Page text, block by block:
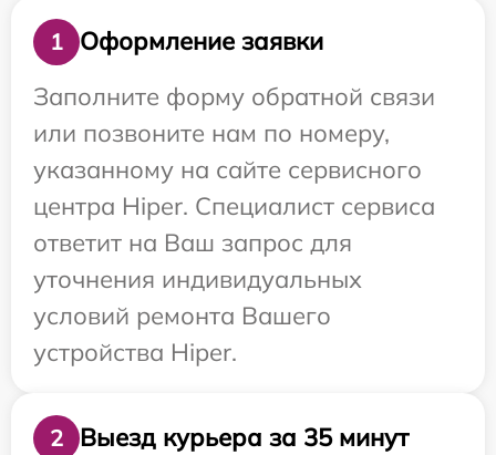
1
Оформление заявки
Заполните форму обратной связи
или позвоните нам по номеру,
указанному на сайте сервисного
центра Hiper. Специалист сервиса
ответит на Ваш запрос для
уточнения индивидуальных
условий ремонта Вашего
устройства Hiper.
2 Выезд курьера за 35 минут